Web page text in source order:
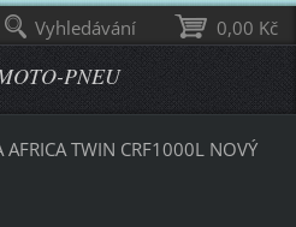
PNEU
AFRICA TWIN CRF1000L NOVÝ
0,00 Kč
Vyhledávání